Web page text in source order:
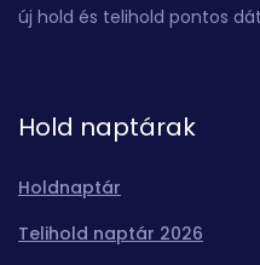
új hold és telihold pontos
Hold naptárak
Holdnaptár
Telihold naptár 2026